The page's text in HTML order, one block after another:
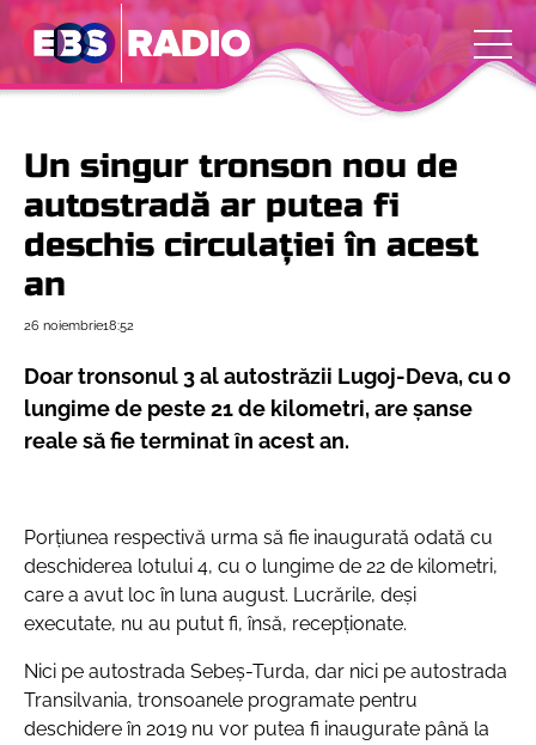
Un singur tronson nou de
autostradă ar putea fi
deschis circulației în acest
an
26 noiembrie18:52
Doar tronsonul 3 al autostrăzii Lugoj-Deva, cu o
lungime de peste 21 de kilometri, are șanse
reale să fie terminat în acest an.
Porțiunea respectivă urma să fie inaugurată odată cu
deschiderea lotului 4, cu o lungime de 22 de kilometri,
care a avut loc în luna august. Lucrările, deși
executate, nu au putut fi, însă, recepționate.
Nici pe autostrada Sebeș-Turda, dar nici pe autostrada
Transilvania, tronsoanele programate pentru
deschidere în 2019 nu vor putea fi inaugurate până la